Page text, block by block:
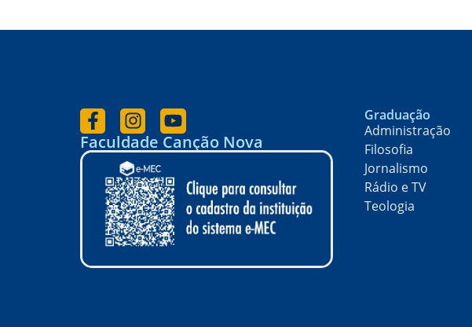
Faculdade Canção Nova
Graduação
Administração
Filosofia
Jornalismo
Rádio e TV
Teologia